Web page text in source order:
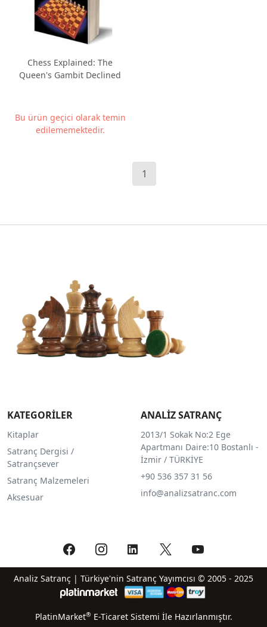
Chess Explained: The
Queen's Gambit Declined
Bu ürün geçici olarak temin
edilememektedir.
1
KATEGORİLER
Kitaplar
Satranç Dergisi /
Satrançsever
Satranç Malzemeleri
Aksesuar
ANALİZ SATRANÇ
2013/1 Sokak No:2 Ege
Apartmanı Daire:10 Bostanlı -
İzmir / TÜRKİYE
+90 536 357 31 56
info@analizsatranc.com
Analiz Satranç | Türkiye'nin Satranç Yayımcısı © 2005 - 2025
PlatinMarket®E-Ticaret Sistemi İle Hazırlanmıştır.